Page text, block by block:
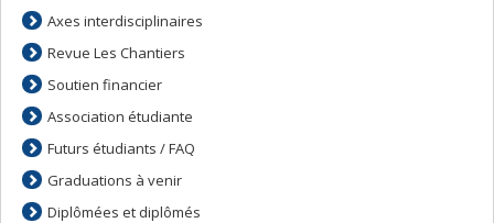
Axes interdisciplinaires
Revue Les Chantiers
Soutien financier
Association étudiante
Futurs étudiants / FAQ
Graduations à venir
Diplômées et diplômés